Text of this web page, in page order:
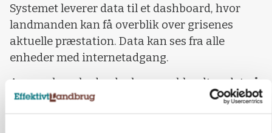
Systemet leverer data til et dashboard, hvor
landmanden kan få overblik over grisenes
aktuelle præstation. Data kan ses fra alle
enheder med internetadgang.
Agromeks nyhedsudvalg peger blandt andet på,
at samtidige data fra flere sensorer, der f.eks.
registrerer tilvækst og vand, gør data mere